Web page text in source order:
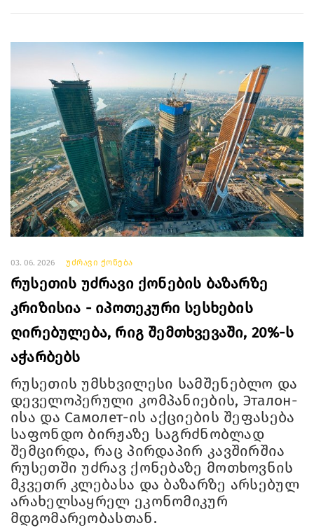
03. 06. 2026 უძრავი ქონება
რუსეთის უძრავი ქონების ბაზარზე
კრიზისია - იპოთეკური სესხების
ღირებულება, რიგ შემთხვევაში, 20%-ს
აჭარბებს
რუსეთის უმსხვილესი სამშენებლო და
დეველოპერული კომპანიების, Эталон-
ისა და Самолет-ის აქციების შეფასება
საფონდო ბირჟაზე საგრძნობლად
შემცირდა, რაც პირდაპირ კავშირშია
რუსეთში უძრავ ქონებაზე მოთხოვნის
მკვეთრ კლებასა და ბაზარზე არსებულ
არახელსაყრელ ეკონომიკურ
მდგომარეობასთან.